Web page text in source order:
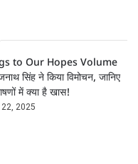
to Our Hopes Volume
सिंह ने किया विमोचन, जानिए
में क्या है खास!
2025